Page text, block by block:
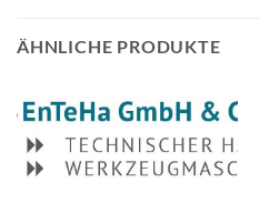
ÄHNLICHE PRODUKTE